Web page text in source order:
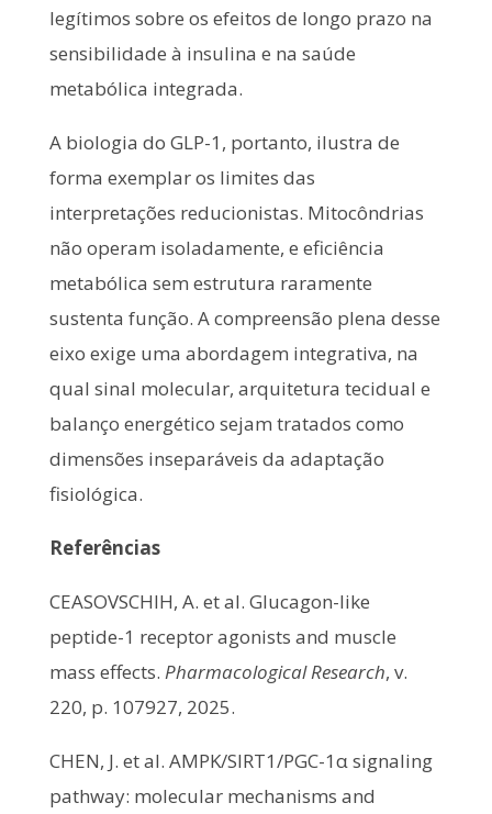
legítimos sobre os efeitos de longo prazo na
sensibilidade à insulina e na saúde
metabólica integrada.
A biologia do GLP-1, portanto, ilustra de
forma exemplar os limites das
interpretações reducionistas. Mitocôndrias
não operam isoladamente, e eficiência
metabólica sem estrutura raramente
sustenta função. A compreensão plena desse
eixo exige uma abordagem integrativa, na
qual sinal molecular, arquitetura tecidual e
balanço energético sejam tratados como
dimensões inseparáveis da adaptação
fisiológica.
Referências
CEASOVSCHIH, A. et al. Glucagon-like
peptide-1 receptor agonists and muscle
mass effects. Pharmacological Research, v.
220, p. 107927, 2025.
CHEN, J. et al. AMPK/SIRT1/PGC-1α signaling
pathway: molecular mechanisms and